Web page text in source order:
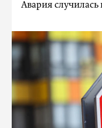
Авария случилась